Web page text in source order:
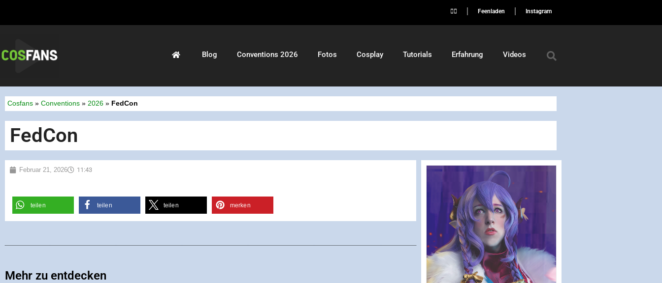
🏳️‍🌈 Feenladen Instagram
Blog Conventions 2026 Fotos Cosplay Tutorials Erfahrung Videos
Cosfans » Conventions » 2026 » FedCon
FedCon
Februar 21, 2026 11:43
teilen teilen teilen merken
Mehr zu entdecken